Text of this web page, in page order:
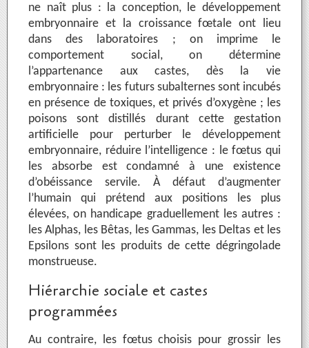
ne naît plus : la conception, le développement
embryonnaire et la croissance fœtale ont lieu
dans des laboratoires ; on imprime le
comportement social, on détermine
l’appartenance aux castes, dès la vie
embryonnaire : les futurs subalternes sont incubés
en présence de toxiques, et privés d’oxygène ; les
poisons sont distillés durant cette gestation
artificielle pour perturber le développement
embryonnaire, réduire l’intelligence : le fœtus qui
les absorbe est condamné à une existence
d’obéissance servile. À défaut d’augmenter
l’humain qui prétend aux positions les plus
élevées, on handicape graduellement les autres :
les Alphas, les Bêtas, les Gammas, les Deltas et les
Epsilons sont les produits de cette dégringolade
monstrueuse.
Hiérarchie sociale et castes
programmées
Au contraire, les fœtus choisis pour grossir les